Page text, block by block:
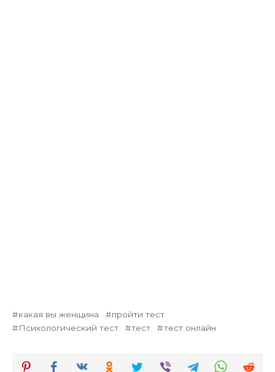
какая вы женщина
пройти тест
Психологический тест
тест тест онлайн